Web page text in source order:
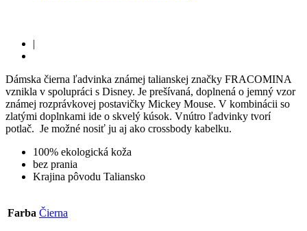
|
Dámska čierna ľadvinka známej talianskej značky FRACOMINA
vznikla v spolupráci s Disney. Je prešívaná, doplnená o jemný vzor
známej rozprávkovej postavičky Mickey Mouse. V kombinácii so
zlatými doplnkami ide o skvelý kúsok. Vnútro ľadvinky tvorí
potlač. Je možné nosiť ju aj ako crossbody kabelku.
100% ekologická koža
bez prania
Krajina pôvodu Taliansko
Farba Čierna